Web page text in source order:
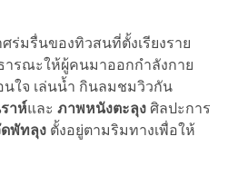
มรื่นของทิวสนที่ตั้งเรียงราย
ารณะให้ผู้คนมาออกกำลังกาย
ใจ เล่นน้ำ กินลมชมวิวกัน
าห์และ ภาพหนังตะลุง ศิลปะการ
พัทลุง ตั้งอยู่ตามริมทางเพื่อให้